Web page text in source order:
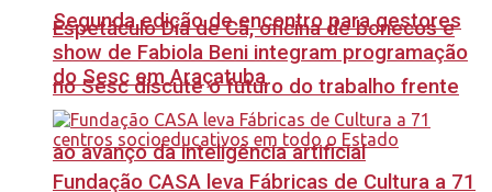
Segunda edição de encontro para gestores
no Sesc discute o futuro do trabalho frente
ao avanço da inteligência artificial
Espetáculo Dia de Cã, oficina de bonecos e
show de Fabiola Beni integram programação
do Sesc em Araçatuba
Fundação CASA leva Fábricas de Cultura a 71